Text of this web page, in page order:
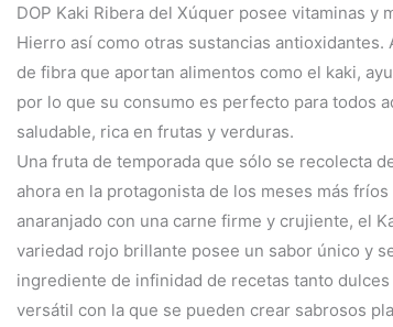
DOP Kaki Ribera del Xúquer posee vitaminas y
Hierro así como otras sustancias
de fibra que aportan alimentos como el kaki,
por lo que su consumo es perfecto para todos
saludable, rica en frutas y verduras.
Una fruta de temporada que sólo se recolecta
ahora en la protagonista de los meses más
anaranjado con una carne firme y crujiente, el
variedad rojo brillante posee un sabor único y
ingrediente de infinidad de recetas tanto
versátil con la que se pueden crear sabrosos